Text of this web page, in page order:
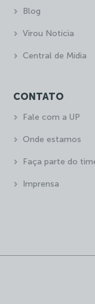
Blog
Virou Notícia
Central de Mídia
CONTATO
Fale com a UP
Onde estamos
Faça parte do
Imprensa